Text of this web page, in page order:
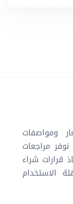
ومواصفات
مراجعات
قرارات شراء
الاستخدام